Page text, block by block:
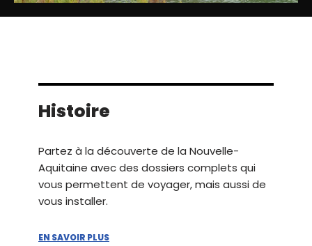
Histoire
Partez à la découverte de la Nouvelle-
Aquitaine avec des dossiers complets qui
vous permettent de voyager, mais aussi de
vous installer.
EN SAVOIR PLUS